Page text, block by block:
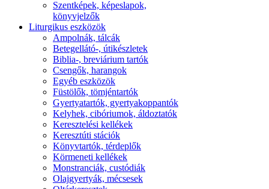
Szentképek, képeslapok,
könyvjelzők
Liturgikus eszközök
Ampolnák, tálcák
Betegellátó-, útikészletek
Biblia-, breviárium tartók
Csengők, harangok
Egyéb eszközök
Füstölők, tömjéntartók
Gyertyatartók, gyertyakoppantók
Kelyhek, cibóriumok, áldoztatók
Keresztelési kellékek
Keresztúti stációk
Könyvtartók, térdeplők
Körmeneti kellékek
Monstranciák, custódiák
Olajgyertyák, mécsesek